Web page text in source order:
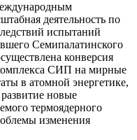
деятельность по
испытаний
Семипалатинского
конверсия
СИП на мирные
в атомной энергетике,
новые
термоядерного
изменения